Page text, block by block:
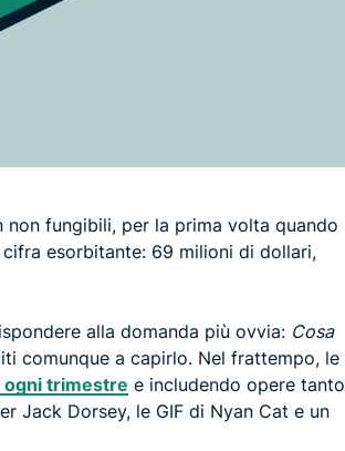
fungibili, per la prima volta quando
esorbitante: 69 milioni di dollari,
alla domanda più ovvia: Cosa
comunque a capirlo. Nel frattempo, le
ogni trimestre e includendo opere tanto
Jack Dorsey, le GIF di Nyan Cat e un